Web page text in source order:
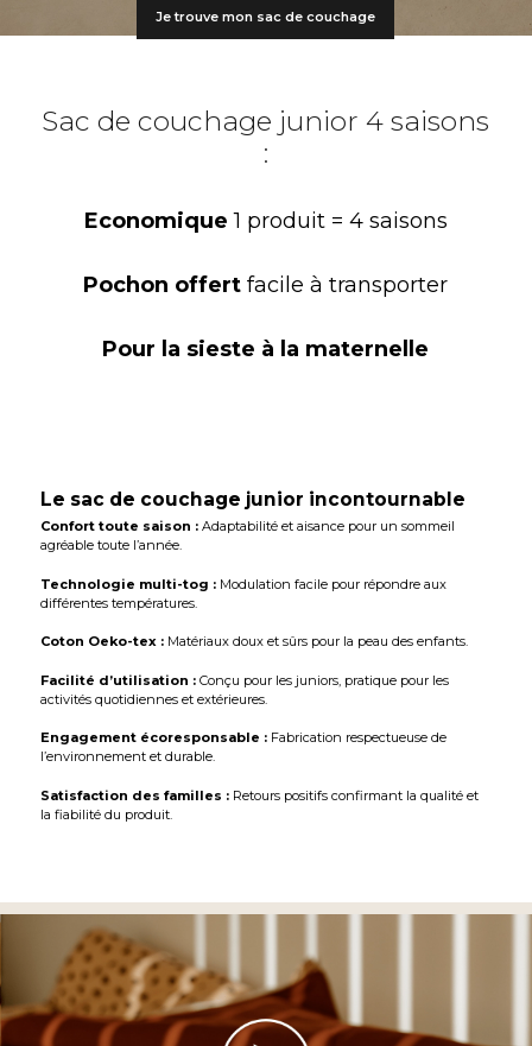
Je trouve mon sac de couchage
Sac de couchage junior 4 saisons
:
Economique 1 produit = 4 saisons
Pochon offertfacile à transporter
Pour la sieste à la maternelle
Le sac de couchage junior incontournable
Confort toute saison : Adaptabilité et aisance pour un sommeil
agréable toute l’année.
Technologie multi-tog : Modulation facile pour répondre aux
différentes températures.
Coton Oeko-tex : Matériaux doux et sûrs pour la peau des enfants.
Facilité d’utilisation : Conçu pour les juniors, pratique pour les
activités quotidiennes et extérieures.
Engagement écoresponsable : Fabrication respectueuse de
l’environnement et durable.
Satisfaction des familles :Retours positifs confirmant la qualité et
la fiabilité du produit.